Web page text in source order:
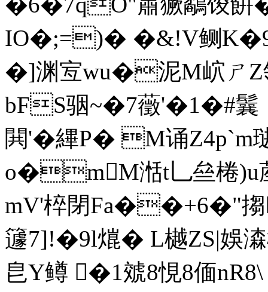
IO�;=)� �&!V鲗K�9嗟
�]渊宐wu�泥M岤ㄕZ
bFS骃~�7藢'�1�#
閧'� 縪P� M诵Z4p`m
o�mM湉t乚亝棬)u
mV'椊閉Fa��+6�"搊
籧7]!�9l熴� L樾ZS|娛潹
皀Y鳟 �1虠8悓8偭